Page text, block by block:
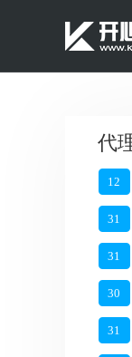
代
12
31
31
30
31